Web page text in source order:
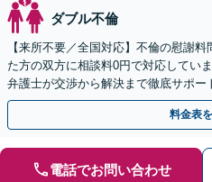
ダブル不倫
【来所不要／全国対応】不倫の慰謝
た方の双方に相談料0円で対応してい
弁護士が交渉から解決まで徹底サポー
手金の返還保証もありますので安心し
料金表
電話でお問い合わせ